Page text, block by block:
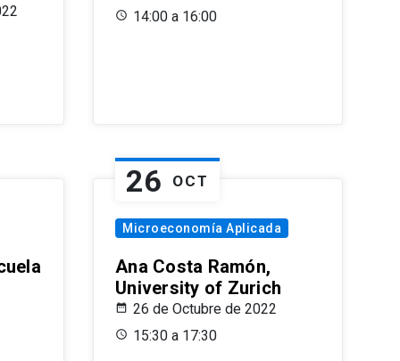
14:00 a 16:00
26 OCT
Microeconomía Aplicada
Ana Costa Ramón,
University of Zurich
26 de Octubre de 2022
15:30 a 17:30